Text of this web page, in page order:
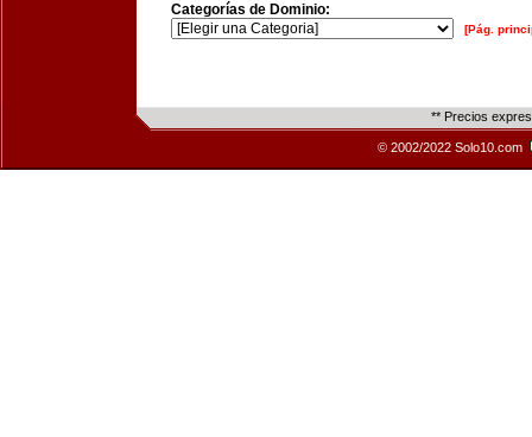
Categorías de Dominio:
[Pág.
** Precios
© 2002/2022 Solo10.com